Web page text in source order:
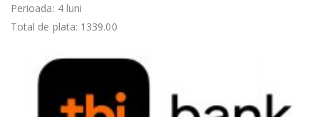
Perioada: 4luni
Total de plata: 1339.00
89,00 Lei